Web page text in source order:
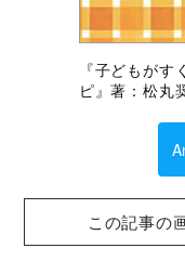
『子どもが
ピ』著：松丸
この記事の